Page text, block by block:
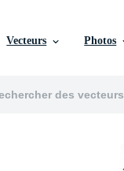
Vecteurs Photos